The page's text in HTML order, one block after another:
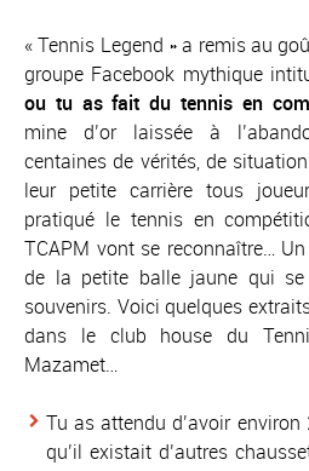
« Tennis Legend » a remis au
groupe Facebook mythique
ou tu as fait du tennis en
mine d’or laissée à
centaines de vérités, de
leur petite carrière tous
pratiqué le tennis en
TCAPM vont se reconnaître…
de la petite balle jaune qui se
souvenirs. Voici quelques
dans le club house du
Mazamet…
Tu as attendu d’avoir
qu’il existait d’autres